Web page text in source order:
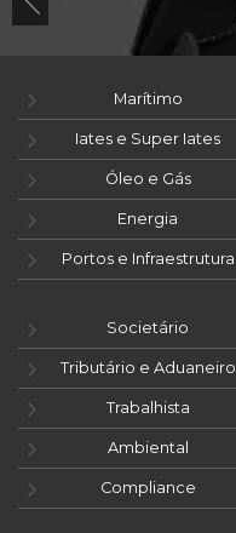
Marítimo
Iates e Super Iates
Óleo e Gás
Energia
Portos e Infraestrutura
Societário
Tributário e Aduaneiro
Trabalhista
Ambiental
Compliance